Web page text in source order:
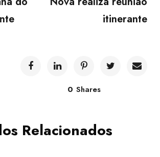
itinerante
0 Shares
Relacionados